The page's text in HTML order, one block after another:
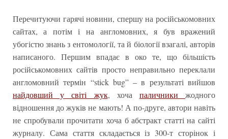
Перечитуючи гарячі новини, спершу на російськомовних
сайтах, а потім і на англомовних, я був вражений
убогістю знань з ентомології, та й біології взагалі, авторів
написаного. Першим впадає в око те, що більшість
російськомовних сайтів просто неправильно переклали
англомовний термін “stick bug” – в результаті вийшов
найдовший у світі жук, хоча паличникижодного
відношення до жуків не мають! А по-друге, автори навіть
не спробували прочитати хоча б абстракт статті на сайті
журналу. Сама стаття складається із 300-т сторінок і